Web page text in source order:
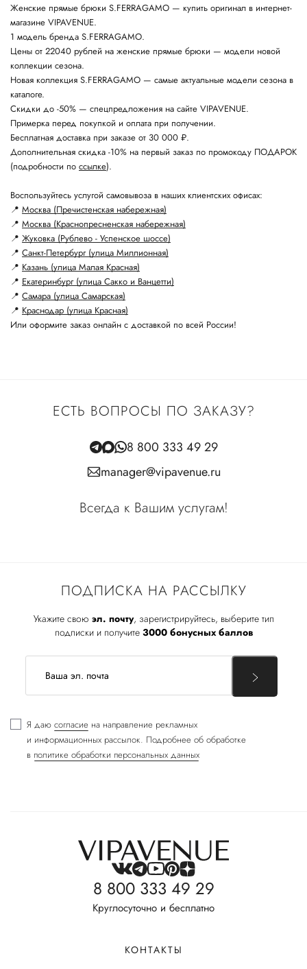
Женские прямые брюки S.FERRAGAMO — купить оригинал в интернет-
магазине VIPAVENUE.
1 модель бренда S.FERRAGAMO.
Цены от 22040 рублей на женские прямые брюки — модели новой
коллекции сезона.
Новая коллекция S.FERRAGAMO — самые актуальные модели сезона в
каталоге.
Скидки до -50% — спецпредложения на сайте VIPAVENUE.
Примерка перед покупкой и оплата при получении.
Бесплатная доставка при заказе от 30 000 ₽.
Дополнительная скидка -10% на первый заказ по промокоду ПОДАРОК
(подробности по ссылке).
Воспользуйтесь услугой самовывоза в наших клиентских офисах:
📍 Москва (Пречистенская набережная)
📍 Москва (Краснопресненская набережная)
📍 Жуковка (Рублево - Успенское шоссе)
📍 Санкт-Петербург (улица Миллионная)
📍 Казань (улица Малая Красная)
📍 Екатеринбург (улица Сакко и Ванцетти)
📍 Самара (улица Самарская)
📍 Краснодар (улица Красная)
Или оформите заказ онлайн с доставкой по всей России!
ПОДПИСКА НА РАССЫЛКУ
Укажите свою эл. почту, зарегистрируйтесь, выберите тип
подписки и получите 3000 бонусных баллов
Я даю согласие на направление рекламных
и информационных рассылок. Подробнее об обработке
в политике обработки персональных данных
ЕСТЬ ВОПРОСЫ ПО ЗАКАЗУ?
8 800 333 49 29
manager@vipavenue.ru
Всегда к Вашим услугам!
8 800 333 49 29
Круглосуточно и бесплатно
КОНТАКТЫ